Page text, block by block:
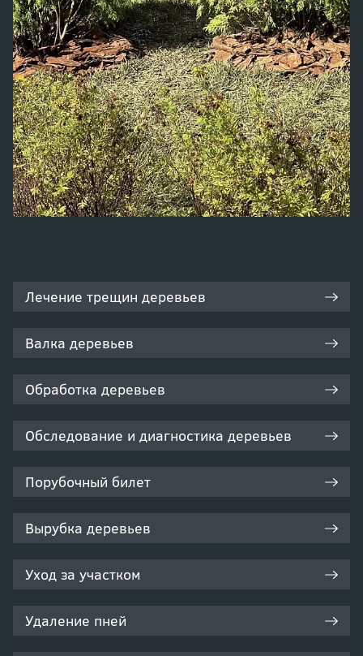
Лечение трещин деревьев
Валка деревьев
Обработка деревьев
Обследование и диагностика деревьев
Порубочный билет
Вырубка деревьев
Уход за участком
Удаление пней